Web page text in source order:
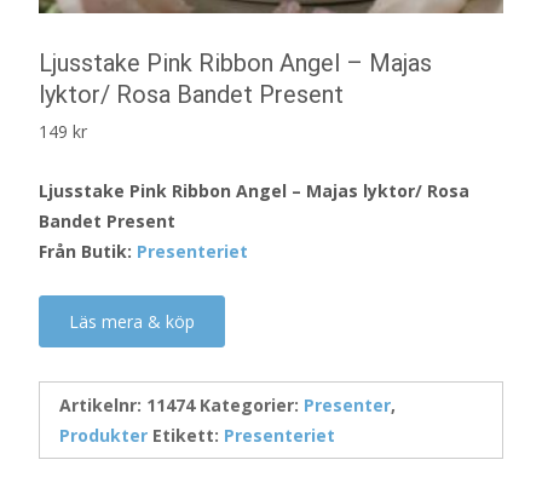
Ljusstake Pink Ribbon Angel – Majas
lyktor/ Rosa Bandet Present
149 kr
Ljusstake Pink Ribbon Angel – Majas lyktor/ Rosa
Bandet Present
Från Butik: Presenteriet
Läs mera & köp
Artikelnr: 11474 Kategorier: Presenter,
Produkter Etikett: Presenteriet